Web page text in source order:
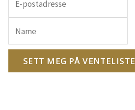
inn
e-
postadressen
din
SETT MEG PÅ VENTELISTE